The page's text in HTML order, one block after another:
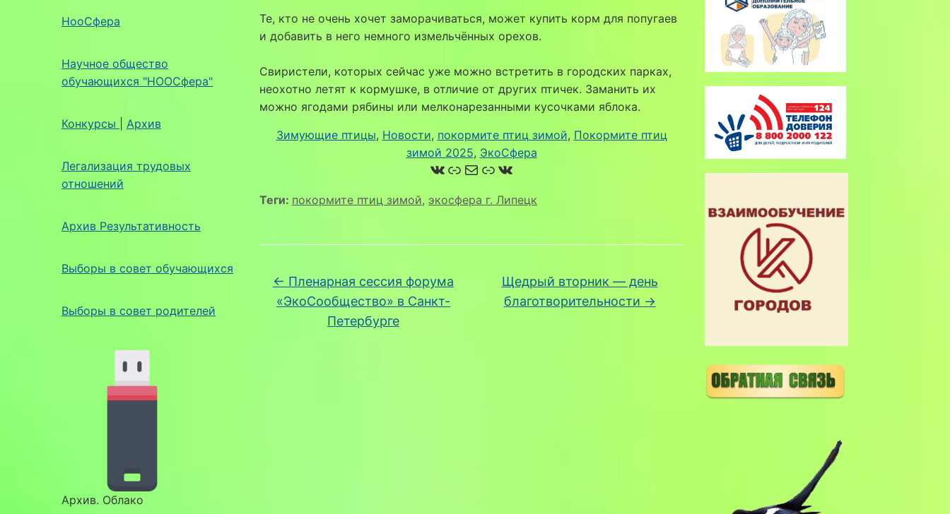
НооСфера
Научное общество
обучающихся "НООСфера"
Конкурсы Архив
Легализация трудовых
отношений
Архив Результативность
Выборы в совет обучающихся
Выборы в совет родителей
Архив. Облако
Те, кто не очень хочет заморачиваться, может купить корм для попугаев
и добавить в него немного измельчённых орехов.
Свиристели, которых сейчас уже можно встретить в городских парках,
неохотно летят к кормушке, в отличие от других птичек. Заманить их
можно ягодами рябины или мелконарезанными кусочками яблока.
Зимующие птицы, Новости, покормите птиц зимой, Покормите птиц
зимой 2025, ЭкоСфера
ВКонтакте
Ссылка
Почта
Ссылка
ВКонтакте
Теги: покормите птиц зимой, экосфера г. Липецк
← Пленарная сессия форума
«ЭкоСообщество» в Санкт-
Петербурге
Щедрый вторник — день
благотворительности →